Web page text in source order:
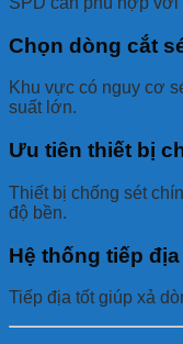
Chọn dòng cắt
Khu vực có nguy cơ
suất lớn.
Ưu tiên thiết bị
Thiết bị chống sét
độ bền.
Hệ thống tiếp
Tiếp địa tốt giúp xả